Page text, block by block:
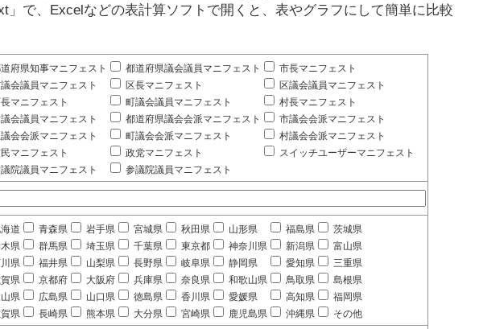
」で、Excelなどの表計算ソフトで開くと、表やグラフにして簡単に比較
府県知事マニフェスト 都道府県議会議員マニフェスト
市長マニフェスト
会議員マニフェスト
区長マニフェスト
区議会議員マニフェスト
マニフェスト
町議会議員マニフェスト
村長マニフェスト
会議員マニフェスト
都道府県議会会派マニフェスト
市議会会派マニフェスト
議会会派マニフェスト
町議会会派マニフェスト
村議会会派マニフェスト
マニフェスト
政党マニフェスト
スイッチユーザーマニフェスト
院議員マニフェスト
参議院議員マニフェスト
道 青森県 岩手県 宮城県 秋田県 山形県 福島県
茨城県
県
群馬県 埼玉県 千葉県 東京都 神奈川県 新潟県
富山県
県
福井県 山梨県 長野県 岐阜県 静岡県 愛知県
三重県
県
京都府 大阪府 兵庫県 奈良県 和歌山県 鳥取県
島根県
山県
広島県 山口県 徳島県 香川県 愛媛県 高知県
福岡県
県
長崎県 熊本県 大分県 宮崎県 鹿児島県 沖縄県 その他